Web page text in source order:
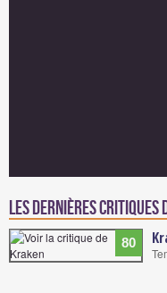
Les dernières critiques
80